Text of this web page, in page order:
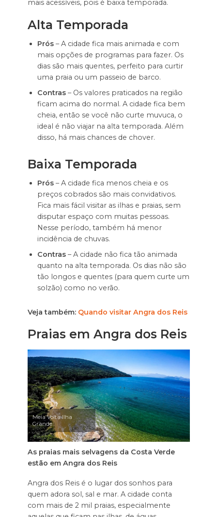
mais acessíveis, pois é baixa temporada.
Alta Temporada
Prós – A cidade fica mais animada e com
mais opções de programas para fazer. Os
dias são mais quentes, perfeito para curtir
uma praia ou um passeio de barco.
Contras – Os valores praticados na região
ficam acima do normal. A cidade fica bem
cheia, então se você não curte muvuca, o
ideal é não viajar na alta temporada. Além
disso, há mais chances de chover.
Baixa Temporada
Prós – A cidade fica menos cheia e os
preços cobrados são mais convidativos.
Fica mais fácil visitar as ilhas e praias, sem
disputar espaço com muitas pessoas.
Nesse período, também há menor
incidência de chuvas.
Contras – A cidade não fica tão animada
quanto na alta temporada. Os dias não são
tão longos e quentes (para quem curte um
solzão) como no verão.
Veja também: Quando visitar Angra dos Reis
Praias em Angra dos Reis
Meia Volta Ilha
Grande
As praias mais selvagens da Costa Verde
estão em Angra dos Reis
Angra dos Reis é o lugar dos sonhos para
quem adora sol, sal e mar. A cidade conta
com mais de 2 mil praias, especialmente